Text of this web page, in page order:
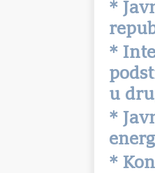
*
*
u
*
*